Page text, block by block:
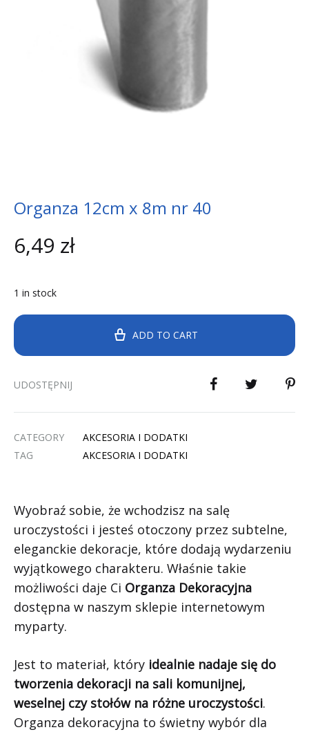
Organza 12cm x 8m nr 40
6,49 zł
1 in stock
ADD TO CART
UDOSTĘPNIJ
CATEGORY
AKCESORIA I DODATKI
TAG
AKCESORIA I DODATKI
Wyobraź sobie, że wchodzisz na salę
uroczystości i jesteś otoczony przez subtelne,
eleganckie dekoracje, które dodają wydarzeniu
wyjątkowego charakteru. Właśnie takie
możliwości daje Ci Organza Dekoracyjna
dostępna w naszym sklepie internetowym
myparty.
Jest to materiał, który idealnie nadaje się do
tworzenia dekoracji na sali komunijnej,
weselnej czy stołów na różne uroczystości.
Organza dekoracyjna to świetny wybór dla